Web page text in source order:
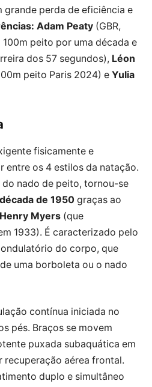
grande perda de eficiência e
Adam Peaty (GBR,
peito por uma década e
dos 57 segundos), Léon
peito Paris 2024) e Yulia
fisicamente e
entre os 4 estilos da natação.
nado de peito, tornou-se
década de 1950 graças ao
Henry Myers (que
1933). É caracterizado pelo
do corpo, que
uma borboleta ou o nado
contínua iniciada no
pés. Braços se movem
puxada subaquática em
recuperação aérea frontal.
duplo e simultâneo